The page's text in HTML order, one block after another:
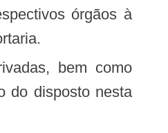
do disposto nesta